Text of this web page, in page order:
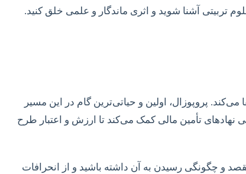
آشنا شوید و اثری ماندگار و علمی خلق کنید.
پروپوزال، اولین و حیاتی‌ترین گام در این مسیر
تأمین مالی کمک می‌کند تا ارزش و اعتبار طرح
و چگونگی رسیدن به آن داشته باشید و از انحرافات